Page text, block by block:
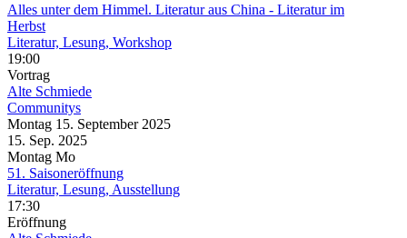
Alles unter dem Himmel. Literatur aus China - Literatur im
Herbst
Literatur, Lesung, Workshop
19:00
Vortrag
Alte Schmiede
Communitys
Montag 15. September 2025
15. Sep. 2025
Montag Mo
51. Saisoneröffnung
Literatur, Lesung, Ausstellung
17:30
Eröffnung